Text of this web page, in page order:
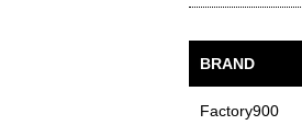
BRAND
Factory900